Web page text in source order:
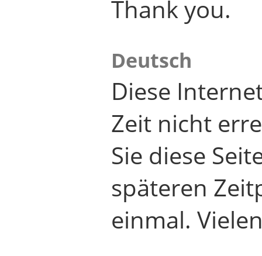
Thank you.
Deutsch
Diese
Zeit nicht
Sie diese
späteren
einmal.